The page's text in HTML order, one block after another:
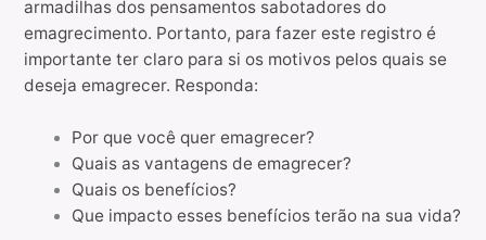
armadilhas dos pensamentos sabotadores do
emagrecimento. Portanto, para fazer este registro é
importante ter claro para si os motivos pelos quais se
deseja emagrecer. Responda:
Por que você quer emagrecer?
Quais as vantagens de emagrecer?
Quais os benefícios?
Que impacto esses benefícios terão na sua vida?